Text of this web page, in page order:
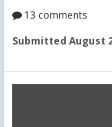
13 comments
Submitted August